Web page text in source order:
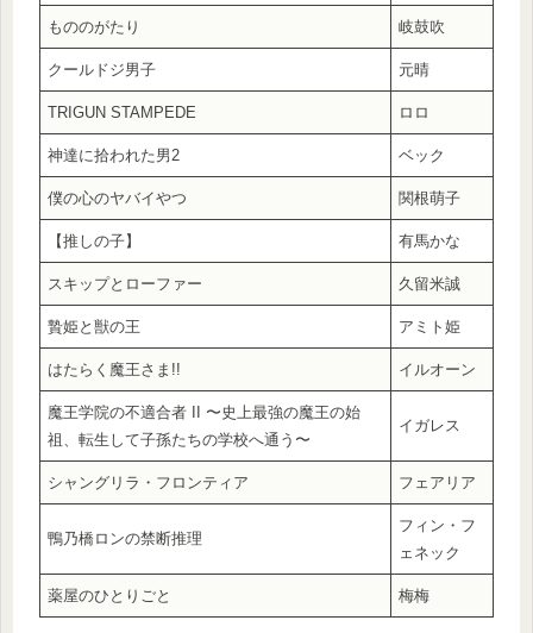
もののがたり 岐鼓吹
クールドジ男子 元晴
TRIGUN STAMPEDE ロロ
神達に拾われた男2 ベック
僕の心のヤバイやつ 関根萌子
【推しの子】 有馬かな
スキップとローファー 久留米誠
贄姫と獣の王 アミト姫
はたらく魔王さま!! イルオーン
魔王学院の不適合者 II 〜史上最強の魔王の始
祖、転生して子孫たちの学校へ通う〜
イガレス
シャングリラ・フロンティア フェアリア
鴨乃橋ロンの禁断推理
フィン・フ
ェネック
薬屋のひとりごと 梅梅